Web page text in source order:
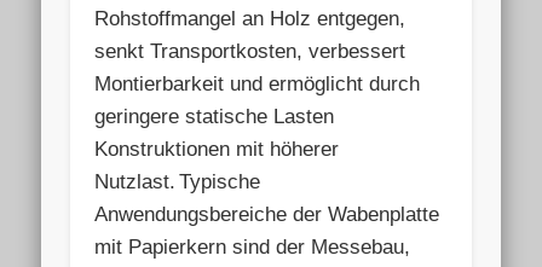
Rohstoffmangel an Holz entgegen,
senkt Transportkosten, verbessert
Montierbarkeit und ermöglicht durch
geringere statische Lasten
Konstruktionen mit höherer
Nutzlast. Typische
Anwendungsbereiche der Wabenplatte
mit Papierkern sind der Messebau,